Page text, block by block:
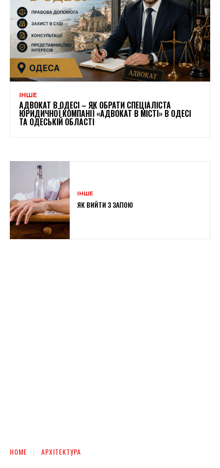
ІНШЕ
АДВОКАТ В ОДЕСІ – ЯК ОБРАТИ СПЕЦІАЛІСТА
ЮРИДИЧНОЇ КОМПАНІЇ «АДВОКАТ В МІСТІ» В ОДЕСІ
ТА ОДЕСЬКІЙ ОБЛАСТІ
ІНШЕ
ЯК ВИЙТИ З ЗАПОЮ